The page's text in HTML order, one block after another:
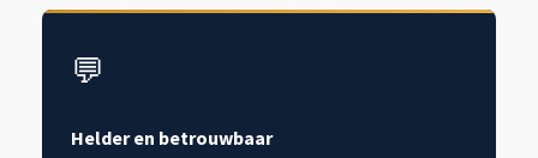
💬
Helder en betrouwbaar